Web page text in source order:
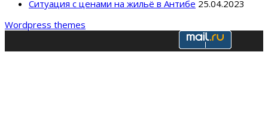
Ситуация с ценами на жильё в Антибе 25.04.2023
Wordpress themes